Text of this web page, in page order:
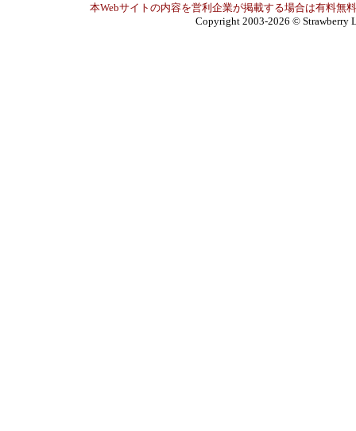
本Webサイトの内容を営利企業が掲載する場合は有料無
Copyright 2003-2026 © Strawberry